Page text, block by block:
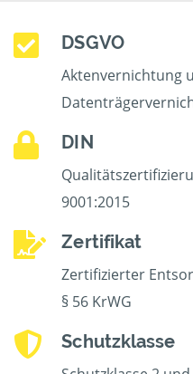
DSGVO
Aktenvernichtung
DIN
9001:2015
Zertifikat
Zertifizierter
§ 56 KrWG
Schutzklasse